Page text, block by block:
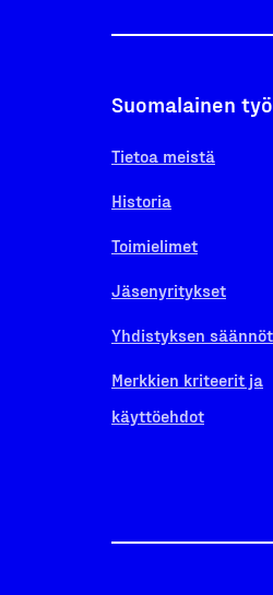
Suomalainen työ
Tietoa meistä
Historia
Toimielimet
Jäsenyritykset
Yhdistyksen säännöt
Merkkien kriteerit ja
käyttöehdot